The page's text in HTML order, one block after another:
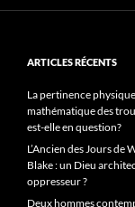
ARTICLES RÉCENTS
La pertinence
mathématique des
est-elle en question?
L’Ancien des Jours de
Blake : un Dieu
oppresseur ?
Deux hommes